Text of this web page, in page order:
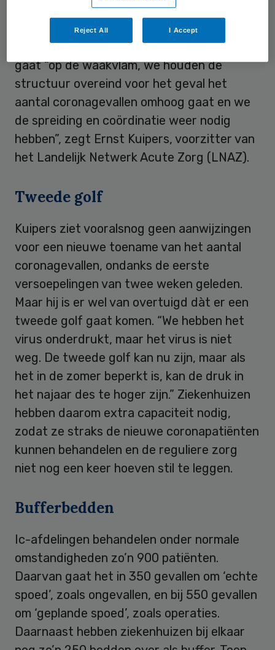
procent van hun normale capaciteit.
Daarom is het LCPS niet meer betrokken bij
de spreiding van patiënten. Het centrum
gaat “op de waakvlam, we houden de
structuur overeind voor het geval het
aantal coronagevallen omhoog gaat en we
de spreiding en coördinatie weer nodig
hebben”, zegt Ernst Kuipers, voorzitter van
het Landelijk Netwerk Acute Zorg (LNAZ).
Tweede golf
Kuipers ziet vooralsnog geen aanwijzingen
voor een nieuwe toename van het aantal
coronagevallen, ondanks de eerste
versoepelingen van twee weken geleden.
Maar hij is er wel van overtuigd dàt er een
tweede golf gaat komen. “We hebben het
virus onderdrukt, maar het virus is niet
weg. De tweede golf kan nu zijn, maar als
het in de zomer beperkt is, kan de druk in
het najaar des te hoger zijn.” Ziekenhuizen
hebben daarom extra capaciteit nodig,
zodat ze straks de nieuwe coronapatiënten
kunnen behandelen en de reguliere zorg
niet nog een keer hoeven stil te leggen.
Bufferbedden
Ic-afdelingen behandelen onder normale
omstandigheden zo’n 900 patiënten.
Daarvan gaat het in 350 gevallen om ‘echte
spoed’, zoals ongevallen, en bij 550 gevallen
om ‘geplande spoed’, zoals operaties.
Daarnaast hebben ziekenhuizen bij elkaar
Reject All I Accept